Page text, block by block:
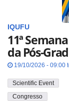
IQUFU
11ª
da Pós-
19/10/2026 - 09:00
Scientific Event
Congresso